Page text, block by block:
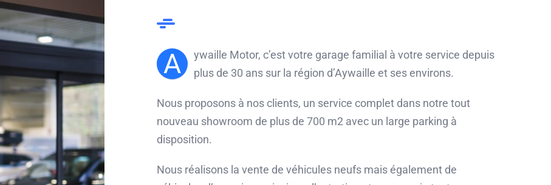
A
ywaille Motor, c’est votre garage familial à votre service depuis
plus de 30 ans sur la région d’Aywaille et ses environs.
Nous proposons à nos clients, un service complet dans notre tout
nouveau showroom de plus de 700 m2 avec un large parking à
disposition.
Nous réalisons la vente de véhicules neufs mais également de